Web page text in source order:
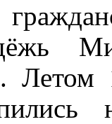
Летом